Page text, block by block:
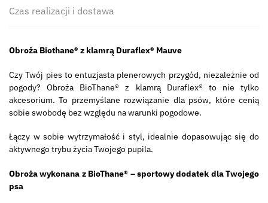
Czas realizacji i dostawa
Obroża Biothane® z klamrą Duraflex® Mauve
Czy Twój pies to entuzjasta plenerowych przygód, niezależnie od
pogody? Obroża BioThane® z klamrą Duraflex® to nie tylko
akcesorium. To przemyślane rozwiązanie dla psów, które cenią
sobie swobodę bez względu na warunki pogodowe.
Łączy w sobie wytrzymałość i styl, idealnie dopasowując się do
aktywnego trybu życia Twojego pupila.
Obroża wykonana z BioThane® –sportowy dodatek dla Twojego
psa